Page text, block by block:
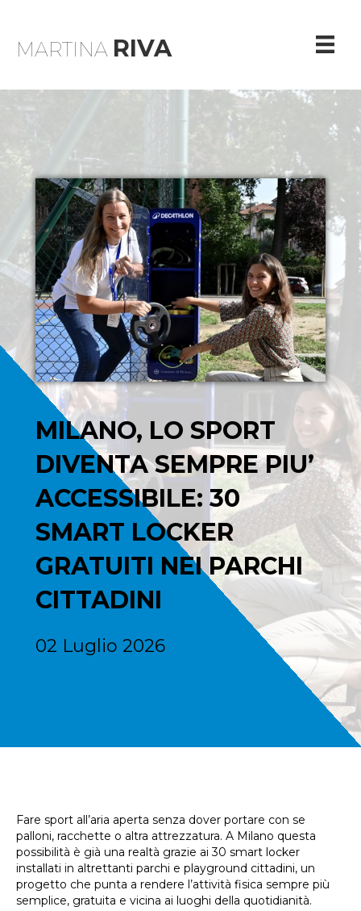
MARTINA RIVA
MILANO, LO SPORT
DIVENTA SEMPRE PIU’
ACCESSIBILE: 30
SMART LOCKER
GRATUITI NEI PARCHI
CITTADINI
02 Luglio 2026
Fare sport all’aria aperta senza dover portare con se
palloni, racchette o altra attrezzatura. A Milano questa
possibilità è già una realtà grazie ai 30 smart locker
installati in altrettanti parchi e playground cittadini, un
progetto che punta a rendere l’attività fisica sempre più
semplice, gratuita e vicina ai luoghi della quotidianità.